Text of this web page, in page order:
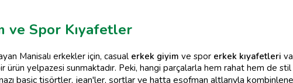
ve Spor Kıyafetler
Manisalı erkekler için, casual erkek giyim ve spor erkek kıyafetleri
ürün yelpazesi sunmaktadır. Peki, hangi parçalarla hem rahat hem de
basic tişörtler, jean'ler, şortlar ve hatta eşofman altlarıyla